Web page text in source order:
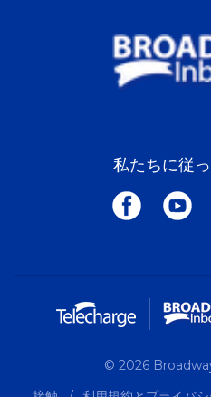
私たちに従
© 2026